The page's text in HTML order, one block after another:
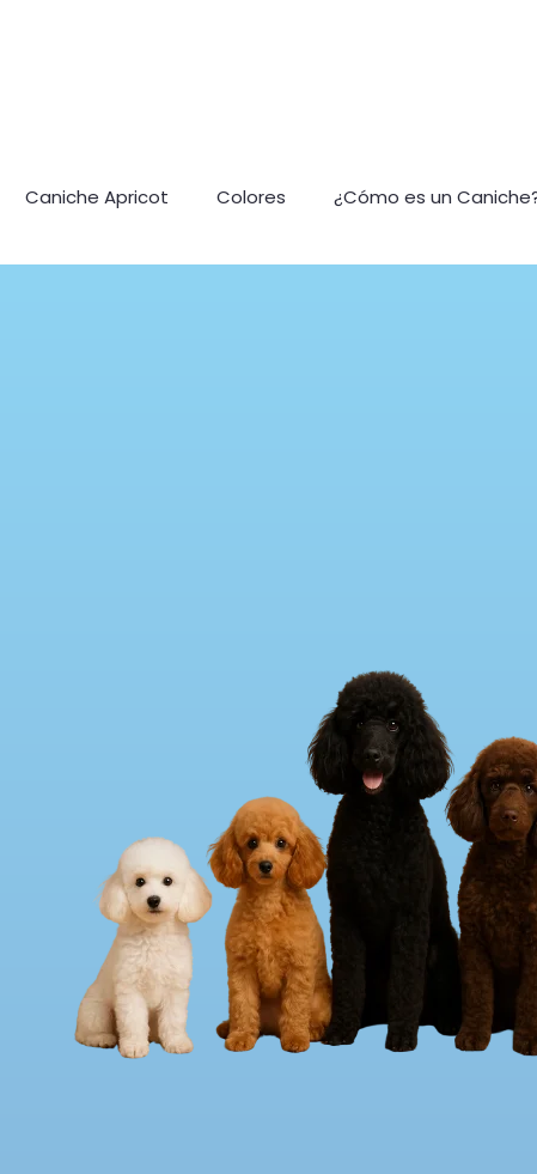
Caniche Apricot Colores ¿Cómo es un